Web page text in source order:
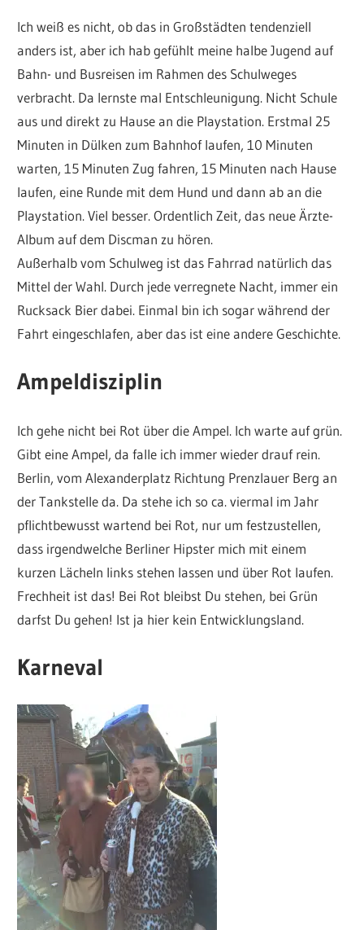
Ich weiß es nicht, ob das in Großstädten tendenziell
anders ist, aber ich hab gefühlt meine halbe Jugend auf
Bahn- und Busreisen im Rahmen des Schulweges
verbracht. Da lernste mal Entschleunigung. Nicht Schule
aus und direkt zu Hause an die Playstation. Erstmal 25
Minuten in Dülken zum Bahnhof laufen, 10 Minuten
warten, 15 Minuten Zug fahren, 15 Minuten nach Hause
laufen, eine Runde mit dem Hund und dann ab an die
Playstation. Viel besser. Ordentlich Zeit, das neue Ärzte-
Album auf dem Discman zu hören.
Außerhalb vom Schulweg ist das Fahrrad natürlich das
Mittel der Wahl. Durch jede verregnete Nacht, immer ein
Rucksack Bier dabei. Einmal bin ich sogar während der
Fahrt eingeschlafen, aber das ist eine andere Geschichte.
Ampeldisziplin
Ich gehe nicht bei Rot über die Ampel. Ich warte auf grün.
Gibt eine Ampel, da falle ich immer wieder drauf rein.
Berlin, vom Alexanderplatz Richtung Prenzlauer Berg an
der Tankstelle da. Da stehe ich so ca. viermal im Jahr
pflichtbewusst wartend bei Rot, nur um festzustellen,
dass irgendwelche Berliner Hipster mich mit einem
kurzen Lächeln links stehen lassen und über Rot laufen.
Frechheit ist das! Bei Rot bleibst Du stehen, bei Grün
darfst Du gehen! Ist ja hier kein Entwicklungsland.
Karneval